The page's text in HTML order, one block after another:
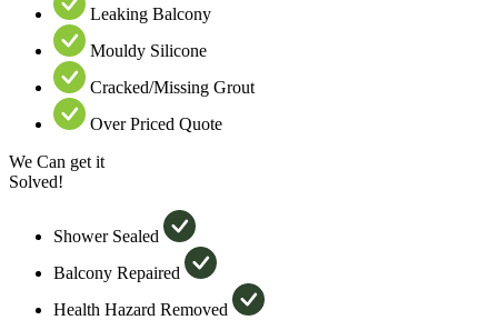
Leaking Balcony
Mouldy Silicone
Cracked/Missing Grout
Over Priced Quote
We Can get it
Solved!
Shower Sealed
Balcony Repaired
Health Hazard Removed